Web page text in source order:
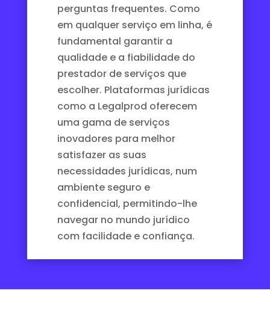
perguntas frequentes. Como
em qualquer serviço em linha, é
fundamental garantir a
qualidade e a fiabilidade do
prestador de serviços que
escolher. Plataformas jurídicas
como a Legalprod oferecem
uma gama de serviços
inovadores para melhor
satisfazer as suas
necessidades jurídicas, num
ambiente seguro e
confidencial, permitindo-lhe
navegar no mundo jurídico
com facilidade e confiança.